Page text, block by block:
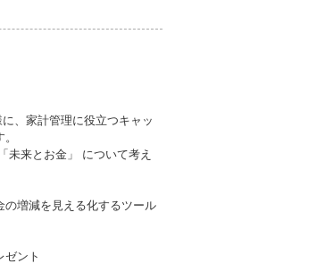
、家計管理に役立つキャッ
未来とお金」 について考え
増減を見える化するツール
ゼント